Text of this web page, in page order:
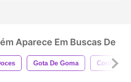
Aparece Em Buscas De
Gota De Goma Confecção